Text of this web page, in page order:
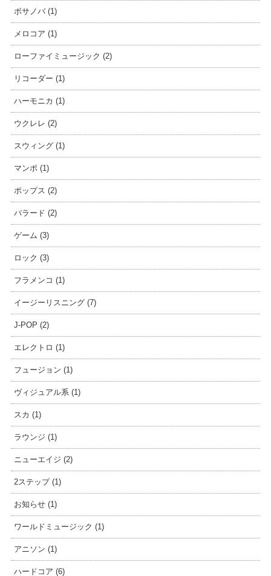
ボサノバ (1)
メロコア (1)
ローファイミュージック (2)
リコーダー (1)
ハーモニカ (1)
ウクレレ (2)
スウィング (1)
マンボ (1)
ポップス (2)
バラード (2)
ゲーム (3)
ロック (3)
フラメンコ (1)
イージーリスニング (7)
J-POP (2)
エレクトロ (1)
フュージョン (1)
ヴィジュアル系 (1)
スカ (1)
ラウンジ (1)
ニューエイジ (2)
2ステップ (1)
お知らせ (1)
ワールドミュージック (1)
アニソン (1)
ハードコア (6)